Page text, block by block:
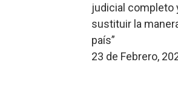
judicial completo
sustituir la
país”
23 de Febrero,